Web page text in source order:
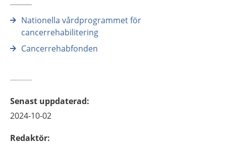
Nationella vårdprogrammet för
cancerrehabilitering
Cancerrehabfonden
Senast uppdaterad:
2024-10-02
Redaktör: